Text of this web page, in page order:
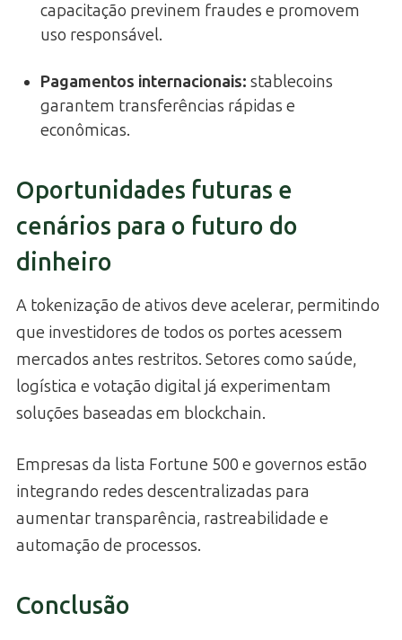
capacitação previnem fraudes e promovem
uso responsável.
Pagamentos internacionais: stablecoins
garantem transferências rápidas e
econômicas.
Oportunidades futuras e
cenários para o futuro do
dinheiro
A tokenização de ativos deve acelerar, permitindo
que investidores de todos os portes acessem
mercados antes restritos. Setores como saúde,
logística e votação digital já experimentam
soluções baseadas em blockchain.
Empresas da lista Fortune 500 e governos estão
integrando redes descentralizadas para
aumentar transparência, rastreabilidade e
automação de processos.
Conclusão